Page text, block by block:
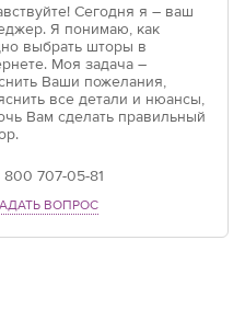
Сегодня я – ваш
Я понимаю, как
выбрать шторы в
Моя задача –
Ваши пожелания,
все детали и нюансы,
Вам сделать правильный
800 707-05-81
ВОПРОС